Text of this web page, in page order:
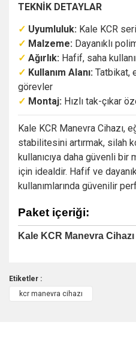
TEKNİK DETAYLAR
✓ Uyumluluk: Kale KCR
✓ Malzeme: Dayanıklı
✓ Ağırlık: Hafif, saha
✓ Kullanım Alanı: Tatbikat,
görevler
✓ Montaj: Hızlı tak-çıkar
Kale KCR Manevra Cihazı,
stabilitesini artırmak, silah
kullanıcıya daha güvenli
için idealdir. Hafif ve
kullanımlarında güvenilir
Paket içeriği:
Kale KCR Manevra Cihazı
Etiketler :
kcr manevra cihazı